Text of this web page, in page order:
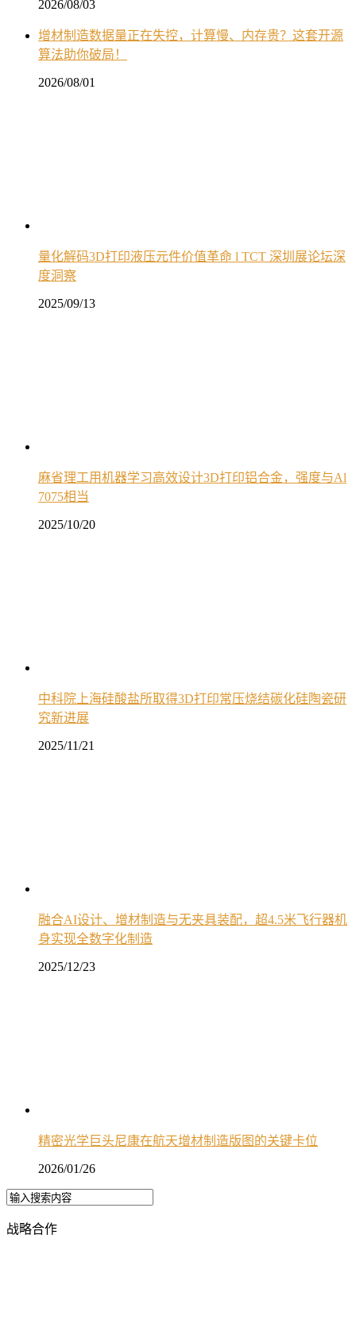
2026/08/03
增材制造数据量正在失控，计算慢、内存贵？这套开源
算法助你破局！
2026/08/01
量化解码3D打印液压元件价值革命 l TCT 深圳展论坛深
度洞察
2025/09/13
麻省理工用机器学习高效设计3D打印铝合金，强度与Al
7075相当
2025/10/20
中科院上海硅酸盐所取得3D打印常压烧结碳化硅陶瓷研
究新进展
2025/11/21
融合AI设计、增材制造与无夹具装配，超4.5米飞行器机
身实现全数字化制造
2025/12/23
精密光学巨头尼康在航天增材制造版图的关键卡位
2026/01/26
战略合作